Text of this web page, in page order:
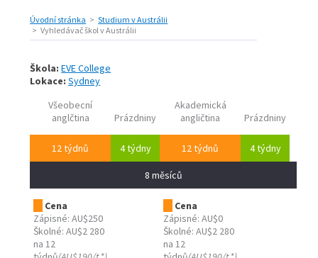
Úvodní stránka
Studium v Austrálii
Vyhledávač škol v Austrálii
Škola:EVE College
Lokace: Sydney
Všeobecní
anglčtina
Prázdniny
Akademická
angličtina
Prázdniny
12 týdnů 4 týdny 12 týdnů 4 týdny
8 měsíců
Cena
Zápisné: AU$250
Školné: AU$2 280
na 12
Cena
Zápisné: AU$0
Školné: AU$2 280
na 12